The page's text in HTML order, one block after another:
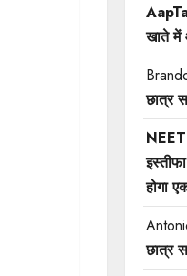
खाते
छात्र
NEET
होगा
छात्र